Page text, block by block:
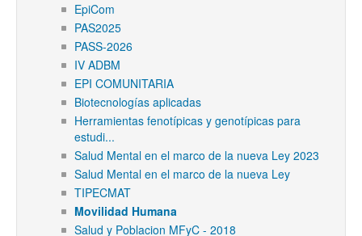
EpiCom
PAS2025
PASS-2026
IV ADBM
EPI COMUNITARIA
Biotecnologías aplicadas
Herramientas fenotípicas y genotípicas para
estudi...
Salud Mental en el marco de la nueva Ley 2023
Salud Mental en el marco de la nueva Ley
TIPECMAT
Movilidad Humana
Salud y Poblacion MFyC - 2018